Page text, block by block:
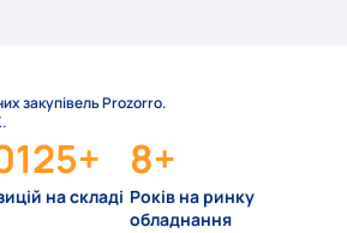
закупівель Prozorro.
8+
Років на ринку
обладнання
+
на складі